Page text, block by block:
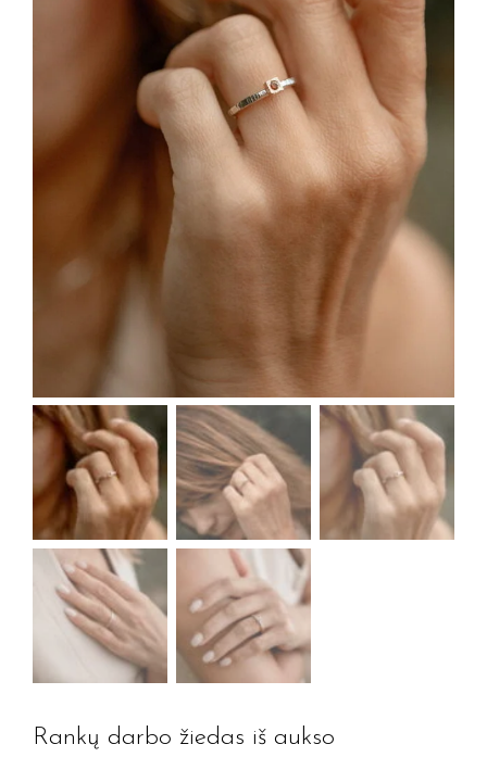
Rankų darbo žiedas iš aukso